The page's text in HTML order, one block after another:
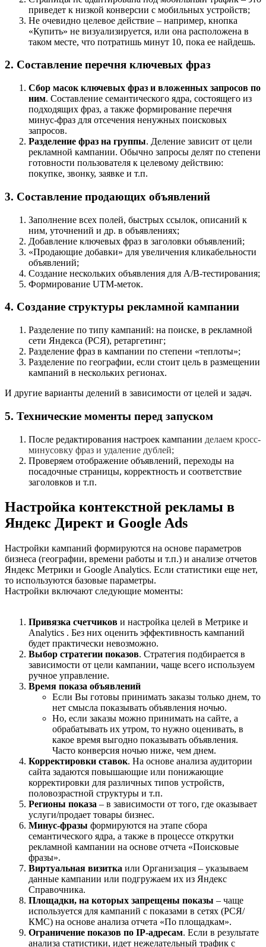
приведет к низкой конверсии с мобильных устройств;
Не очевидно целевое действие – например, кнопка
«Купить» не визуализируется, или она расположена в
таком месте, что потратишь минут 10, пока ее найдешь.
2. Составление перечня ключевых фраз
Сбор масок ключевых фраз и вложенных запросов по
ним. Составление семантического ядра, состоящего из
подходящих фраз, а также формирование перечня
минус-фраз для отсечения ненужных поисковых
запросов.
Разделение фраз на группы. Деление зависит от цели
рекламной кампании. Обычно запросы делят по степени
готовности пользователя к целевому действию:
покупке, звонку, заявке и т.п.
3. Составление продающих объявлений
Заполнение всех полей, быстрых ссылок, описаний к
ним, уточнений и др. в объявлениях;
Добавление ключевых фраз в заголовки объявлений;
«Продающие добавки» для увеличения кликабельности
объявлений;
Создание нескольких объявления для A/B-тестирования;
Формирование UTM-меток.
4. Создание структуры рекламной кампании
Разделение по типу кампаний: на поиске, в рекламной
сети Яндекса (РСЯ), ретаргетинг;
Разделение фраз в кампании по степени «теплоты»;
Разделение по географии, если стоит цель в размещении
кампаний в нескольких регионах.
И другие варианты делений в зависимости от целей и задач.
5. Технические моменты перед запуском
После редактирования настроек кампании делаем кросс-
минусовку фраз и удаление дублей;
Проверяем отображение объявлений, переходы на
посадочные страницы, корректность и соответствие
заголовков и т.п.
Настройка контекстной рекламы в
Яндекс Директ и Google Ads
Настройки кампаний формируются на основе параметров
бизнеса (географии, времени работы и т.п.) и анализе отчетов
Яндекс Метрики и Google Analytics. Если статистики еще нет,
то используются базовые параметры.
Настройки включают следующие моменты:
Привязка счетчиков и настройка целей в Метрике и
Analytics . Без них оценить эффективность кампаний
будет практически невозможно.
Выбор стратегии показов. Стратегия подбирается в
зависимости от цели кампании, чаще всего используем
ручное управление.
Время показа объявлений
Если Вы готовы принимать заказы только днем, то
нет смысла показывать объявления ночью.
Но, если заказы можно принимать на сайте, а
обрабатывать их утром, то нужно оценивать, в
какое время выгодно показывать объявления.
Часто конверсия ночью ниже, чем днем.
Корректировки ставок. На основе анализа аудитории
сайта задаются повышающие или понижающие
корректировки для различных типов устройств,
половозрастной структуры и т.п.
Регионы показа – в зависимости от того, где оказывает
услуги/продает товары бизнес.
Минус-фразы формируются на этапе сбора
семантического ядра, а также в процессе открутки
рекламной кампании на основе отчета «Поисковые
фразы».
Виртуальная визитка или Организация – указываем
данные кампании или подгружаем их из Яндекс
Справочника.
Площадки, на которых запрещены показы – чаще
используется для кампаний с показами в сетях (РСЯ/
КМС) на основе анализа отчета «По площадкам».
Ограничение показов по IP-адресам. Если в результате
анализа статистики, идет нежелательный трафик с